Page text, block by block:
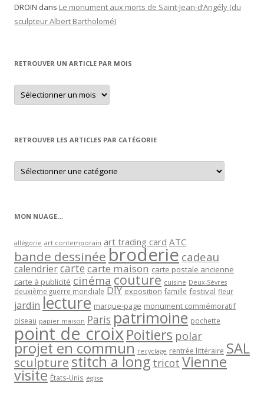
DROIN dans Le monument aux morts de Saint-Jean-d’Angély (du
sculpteur Albert Bartholomé)
RETROUVER UN ARTICLE PAR MOIS
Retrouver
un
article
RETROUVER LES ARTICLES PAR CATÉGORIE
Retrouver
les
articles
MON NUAGE…
allégorie art contemporain art trading card ATC
bande dessinée broderie cadeau
calendriercartecarte maison carte postale ancienne
carte à publicité cinéma couture cuisine Deux-Sèvres
deuxième guerre mondiale DIY exposition famille festival fleur
jardin lecture marque-page monument commémoratif
oiseau papier maison Paris patrimoine pochette
point de croixPoitiers polar
projet en commun recyclage rentrée littéraire SAL
sculpturestitch a long tricot Vienne
visite États-Unis église